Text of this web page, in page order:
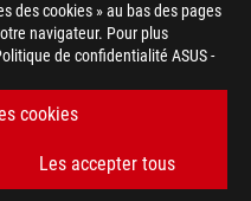
des cookies » au bas des pages
navigateur. Pour plus
de confidentialité ASUS -
cookies
Les accepter tous
RAIKIRI PRO GALLERY
ENCORE